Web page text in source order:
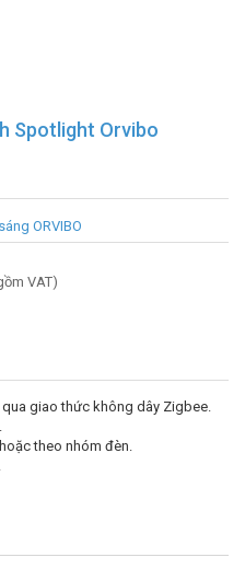
Spotlight Orvibo
ORVIBO
VAT)
giao thức không dây Zigbee.
theo nhóm đèn.